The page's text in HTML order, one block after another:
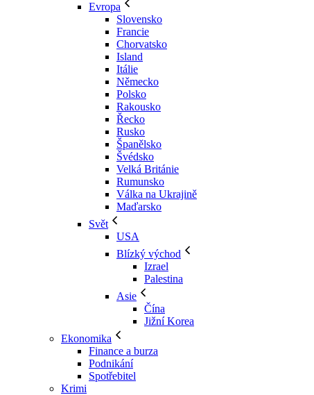
Evropa
Slovensko
Francie
Chorvatsko
Island
Itálie
Německo
Polsko
Rakousko
Řecko
Rusko
Španělsko
Švédsko
Velká Británie
Rumunsko
Válka na Ukrajině
Maďarsko
Svět
USA
Blízký východ
Izrael
Palestina
Asie
Čína
Jižní Korea
Ekonomika
Finance a burza
Podnikání
Spotřebitel
Krimi